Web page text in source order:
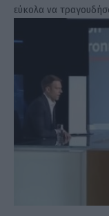
εύκολα να